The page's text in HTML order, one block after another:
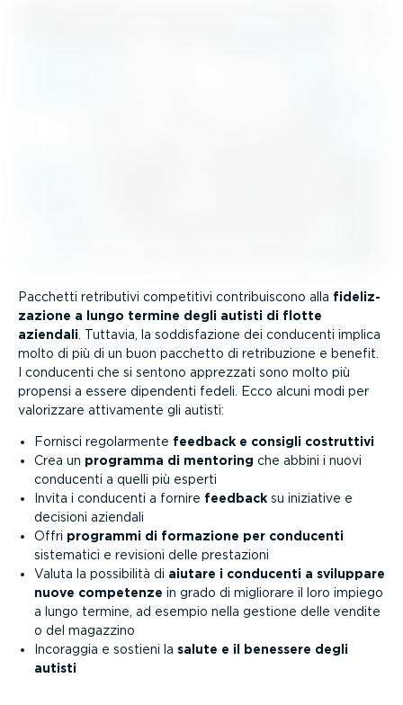
Pacchetti retributivi competitivi contri­bui­scono alla fideliz­
za­zione a lungo termine degli autisti di flotte
aziendali . Tuttavia, la soddi­sfa­zione dei conducenti implica
molto di più di un buon pacchetto di retri­bu­zione e benefit.
I conducenti che si sentono apprezzati sono molto più
propensi a essere dipendenti fedeli. Ecco alcuni modi per
valorizzare attivamente gli autisti:
Fornisci regolar­mente feedback e consigli costruttivi
Crea un programma di mentoring che abbini i nuovi
conducenti a quelli più esperti
Invita i conducenti a fornire feedbacksu iniziative e
decisioni aziendali
Offri programmi di formazione per conducenti
sistematici e revisioni delle prestazioni
Valuta la possibilità di aiutare i conducenti a sviluppare
nuove competenze in grado di migliorare il loro impiego
a lungo termine, ad esempio nella gestione delle vendite
o del magazzino
Incoraggia e sostieni la salute e il benessere degli
autisti